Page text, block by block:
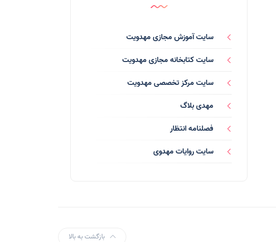
(10)
سایت آموزش مجازی مهدویت
سایت کتابخانه مجازی مهدویت
سایت مرکز تخصصی مهدویت
مهدی بلاگ
فصلنامه انتظار
سایت روایات مهدوی
بازگشت به بالا